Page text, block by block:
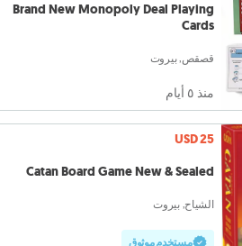
Brand New Monopoly Deal Playing
Cards
قصقص, بيروت
منذ ٥ أيام
USD 25
Catan Board Game New & Sealed
الشياح, بيروت
مستخدم موثوق